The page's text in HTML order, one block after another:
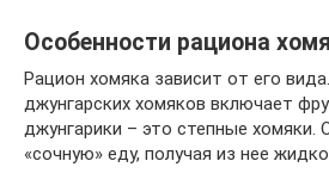
Особенности рациона
Рацион хомяка зависит от его
джунгарских хомяков включает
джунгарики – это степные хомяки.
«сочную» еду, получая из нее